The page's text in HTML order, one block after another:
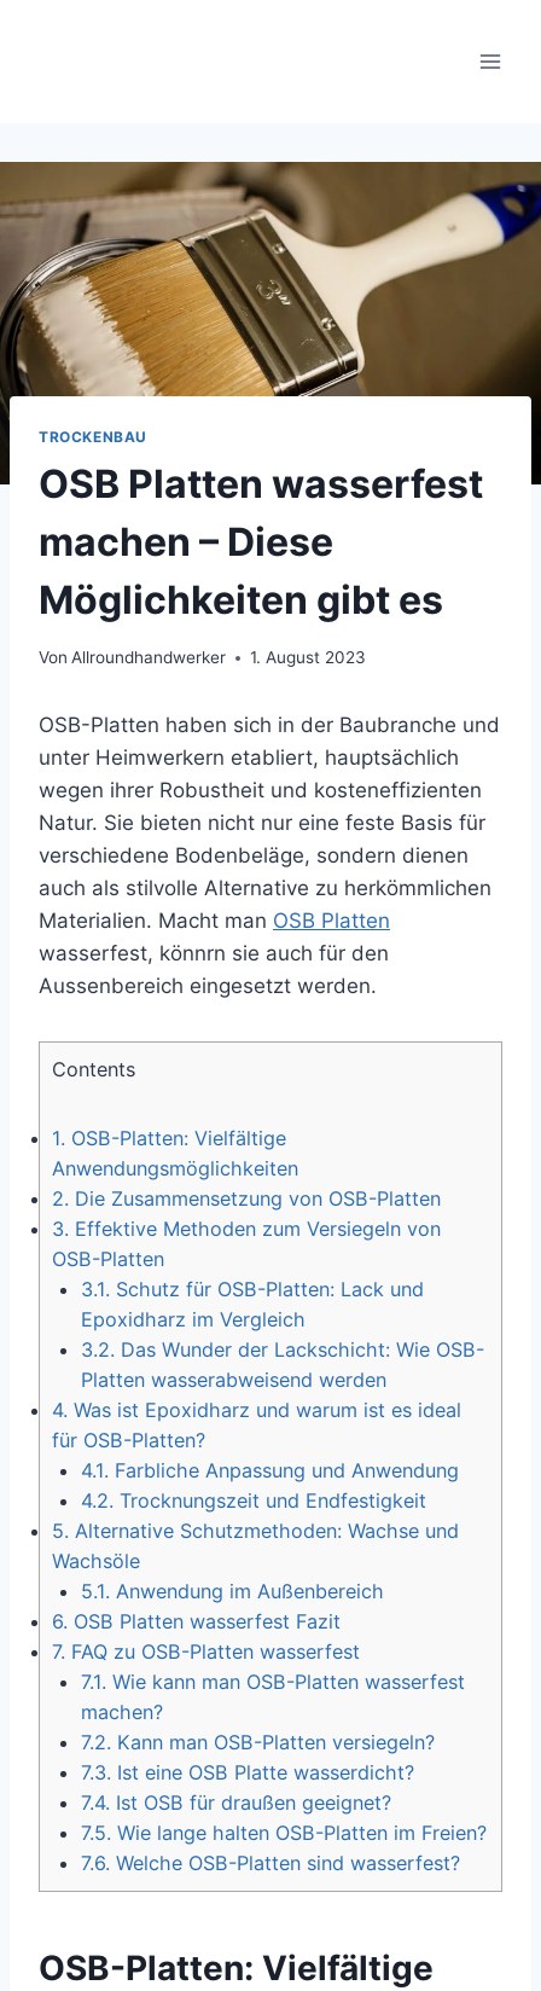
TROCKENBAU
OSB Platten wasserfest
machen – Diese
Möglichkeiten gibt es
Von Allroundhandwerker 1. August 2023
OSB-Platten haben sich in der Baubranche und
unter Heimwerkern etabliert, hauptsächlich
wegen ihrer Robustheit und kosteneffizienten
Natur. Sie bieten nicht nur eine feste Basis für
verschiedene Bodenbeläge, sondern dienen
auch als stilvolle Alternative zu herkömmlichen
Materialien. Macht man OSB Platten
wasserfest, könnrn sie auch für den
Aussenbereich eingesetzt werden.
Contents
1. OSB-Platten: Vielfältige
Anwendungsmöglichkeiten
2. Die Zusammensetzung von OSB-Platten
3. Effektive Methoden zum Versiegeln von
OSB-Platten
3.1. Schutz für OSB-Platten: Lack und
Epoxidharz im Vergleich
3.2. Das Wunder der Lackschicht: Wie OSB-
Platten wasserabweisend werden
4. Was ist Epoxidharz und warum ist es ideal
für OSB-Platten?
4.1. Farbliche Anpassung und Anwendung
4.2. Trocknungszeit und Endfestigkeit
5. Alternative Schutzmethoden: Wachse und
Wachsöle
5.1. Anwendung im Außenbereich
6. OSB Platten wasserfest Fazit
7. FAQ zu OSB-Platten wasserfest
7.1. Wie kann man OSB-Platten wasserfest
machen?
7.2. Kann man OSB-Platten versiegeln?
7.3. Ist eine OSB Platte wasserdicht?
7.4. Ist OSB für draußen geeignet?
7.5. Wie lange halten OSB-Platten im Freien?
7.6. Welche OSB-Platten sind wasserfest?
OSB-Platten: Vielfältige